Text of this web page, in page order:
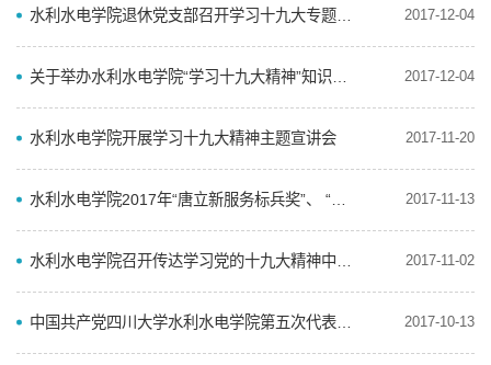
2017-12-04
2017-12-04
水利水电学院开展学习十九大精神主题宣讲会 2017-11-20
2017-11-13
2017-11-02
2017-10-13